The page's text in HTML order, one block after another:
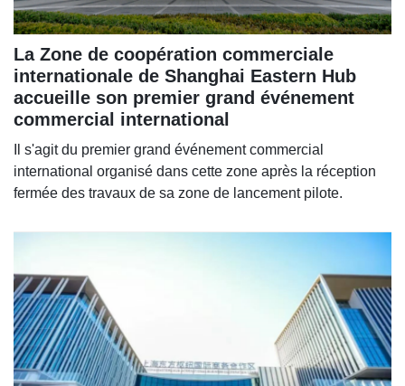
La Zone de coopération commerciale
internationale de Shanghai Eastern Hub
accueille son premier grand événement
commercial international
Il s'agit du premier grand événement commercial
international organisé dans cette zone après la réception
fermée des travaux de sa zone de lancement pilote.